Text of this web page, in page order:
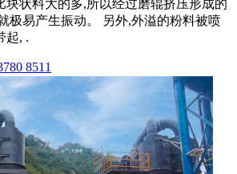
块状料大的多,所以经过磨辊挤压形成的
极易产生振动。 另外,外溢的粉料被喷
起, .
8511